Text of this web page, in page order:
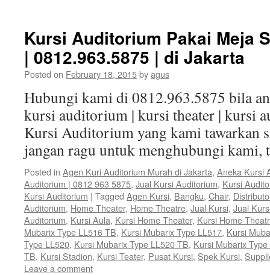
Kursi Auditorium Pakai Meja
| 0812.963.5875 | di Jakarta
Posted on February 18, 2015byagus
Hubungi kami di 0812.963.5875 bila
kursi auditorium | kursi theater | kursi
Kursi Auditorium yang kami tawarkan
jangan ragu untuk menghubungi
Posted in Agen Kuri Auditorium Murah di Jakarta, Aneka Kursi
Auditorium | 0812 963 5875, Jual Kursi Auditorium, Kursi
Kursi Auditorium | Tagged Agen Kursi, Bangku, Chair,
Auditorium, Home Theater, Home Theatre, Jual Kursi, Jual
Auditorium, Kursi Aula, Kursi Home Theater, Kursi Home
Mubarix Type LL516 TB, Kursi Mubarix Type LL517, Kursi
Type LL520, Kursi Mubarix Type LL520 TB, Kursi Mubarix
TB, Kursi Stadion, Kursi Teater, Pusat Kursi, Spek Kursi,
Leave a comment